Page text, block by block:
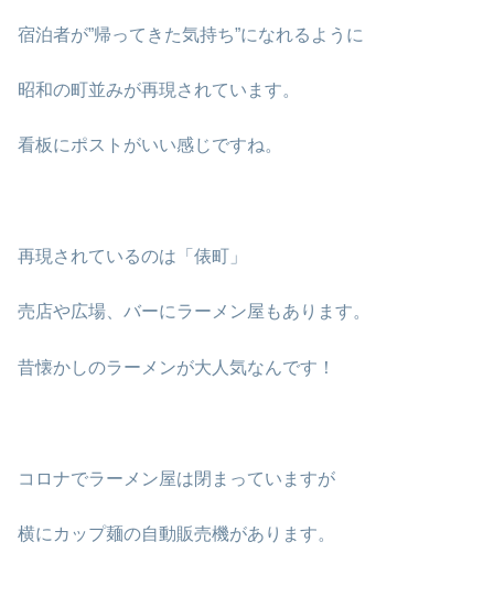
宿泊者が”帰ってきた気持ち”になれるように
昭和の町並みが再現されています。
看板にポストがいい感じですね。
再現されているのは「俵町」
売店や広場、バーにラーメン屋もあります。
昔懐かしのラーメンが大人気なんです！
コロナでラーメン屋は閉まっていますが
横にカップ麺の自動販売機があります。